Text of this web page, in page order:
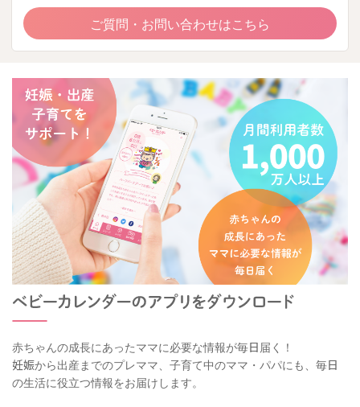
ご質問・お問い合わせはこちら
赤ちゃんの成長にあったママに必要な情報が毎日届く！
妊娠から出産までのプレママ、子育て中のママ・パパにも、毎日
の生活に役立つ情報をお届けします。